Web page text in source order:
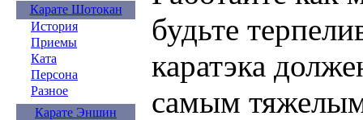
Карате Шотокан
История
Приемы
Ката
Персона
Разное
Карате Эншин
будьте
каратэка
самым